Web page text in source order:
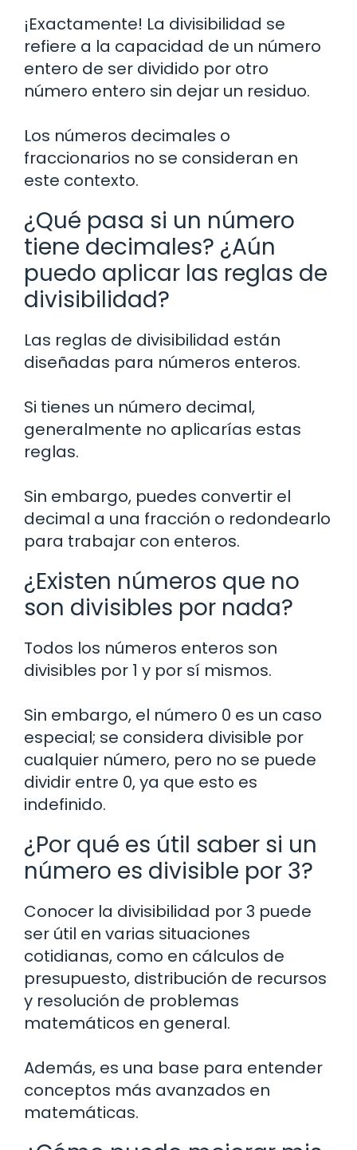
¡Exactamente! La divisibilidad se
refiere a la capacidad de un número
entero de ser dividido por otro
número entero sin dejar un residuo.
Los números decimales o
fraccionarios no se consideran en
este contexto.
¿Qué pasa si un número
tiene decimales? ¿Aún
puedo aplicar las reglas de
divisibilidad?
Las reglas de divisibilidad están
diseñadas para números enteros.
Si tienes un número decimal,
generalmente no aplicarías estas
reglas.
Sin embargo, puedes convertir el
decimal a una fracción o redondearlo
para trabajar con enteros.
¿Existen números que no
son divisibles por nada?
Todos los números enteros son
divisibles por 1 y por sí mismos.
Sin embargo, el número 0 es un caso
especial; se considera divisible por
cualquier número, pero no se puede
dividir entre 0, ya que esto es
indefinido.
¿Por qué es útil saber si un
número es divisible por 3?
Conocer la divisibilidad por 3 puede
ser útil en varias situaciones
cotidianas, como en cálculos de
presupuesto, distribución de recursos
y resolución de problemas
matemáticos en general.
Además, es una base para entender
conceptos más avanzados en
matemáticas.